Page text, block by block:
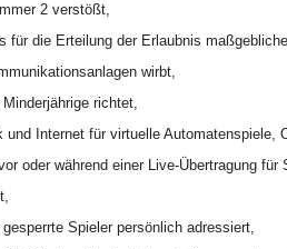
2 verstößt,
für die Erteilung der Erlaubnis
wirbt,
richtet,
Internet für virtuelle Automatenspiele,
oder während einer Live-Übertragung
Spieler persönlich adressiert,